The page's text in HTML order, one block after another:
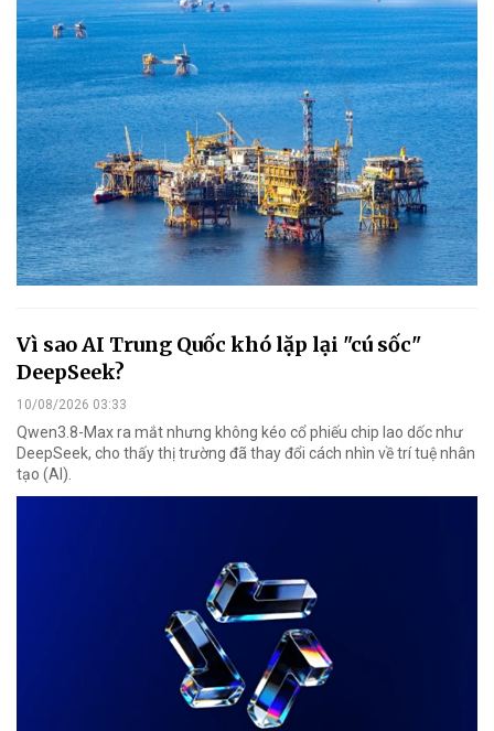
Vì sao AI Trung Quốc khó lặp lại "cú sốc"
DeepSeek?
10/08/2026 03:33
Qwen3.8-Max ra mắt nhưng không kéo cổ phiếu chip lao dốc như
DeepSeek, cho thấy thị trường đã thay đổi cách nhìn về trí tuệ nhân
tạo (AI).